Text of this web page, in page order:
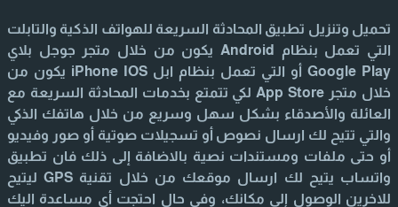
تحميل وتنزيل تطبيق المحادثة السريعة للهواتف الذكية والتابلت
التي تعمل بنظام Android يكون من خلال متجر جوجل بلاي
Google Play أو التي تعمل بنظام ابل iPhone IOS يكون من
خلال متجر App Store لكي تتمتع بخدمات المحادثة السريعة مع
العائلة والأصدقاء بشكل سهل وسريع من خلال هاتفك الذكي
والتي تتيح لك ارسال نصوص أو تسجيلات صوتية أو صور وفيديو
أو حتى ملفات ومستندات نصية بالاضافة إلى ذلك فان تطبيق
واتساب يتيح لك ارسال موقعك من خلال تقنية GPS ليتيح
للاخرين الوصول إلى مكانك، وفي حال احتجت أي مساعدة اليك